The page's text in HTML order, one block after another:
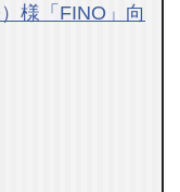
様「FINO」向